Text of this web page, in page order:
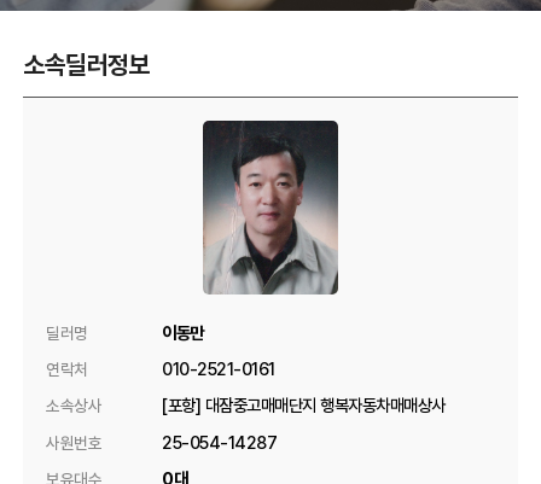
소속딜러정보
딜러명 이동만
연락처 010-2521-0161
소속상사 [포항] 대잠중고매매단지 행복자동차매매상사
사원번호 25-054-14287
보유대수 0대